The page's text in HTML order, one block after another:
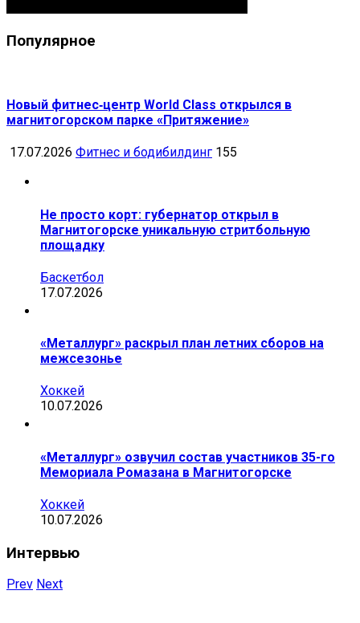
Популярное
Новый фитнес‑центр World Class открылся в
магнитогорском парке «Притяжение»
17.07.2026 Фитнес и бодибилдинг 155
Не просто корт: губернатор открыл в
Магнитогорске уникальную стритбольную
площадку
Баскетбол
17.07.2026
«Металлург» раскрыл план летних сборов на
межсезонье
Хоккей
10.07.2026
«Металлург» озвучил состав участников 35-го
Мемориала Ромазана в Магнитогорске
Хоккей
10.07.2026
Интервью
Prev Next